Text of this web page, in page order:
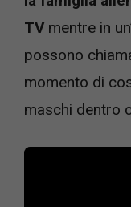
TV mentre in
possono
momento di
maschi dentro